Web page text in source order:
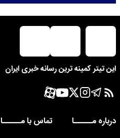
این تیتر کمینه ترین رسانه خبری ایران
درباره مــــــا
تماس با مــــــا